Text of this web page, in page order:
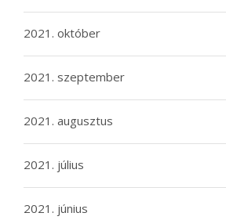
2021. október
2021. szeptember
2021. augusztus
2021. július
2021. június